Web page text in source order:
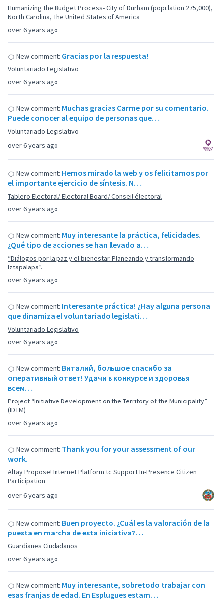
over 6 years ago
Humanizing the Budget Process- City of Durham (population 275,000),
North Carolina, The United States of America
over 6 years ago
New comment: Gracias por la respuesta!
Voluntariado Legislativo
over 6 years ago
New comment: Muchas gracias Carme por su comentario.
Puede conocer al equipo de personas que…
Voluntariado Legislativo
over 6 years ago
New comment: Hemos mirado la web y os felicitamos por
el importante ejercicio de síntesis. N…
Tablero Electoral/ Electoral Board/ Conseil électoral
over 6 years ago
New comment: Muy interesante la práctica, felicidades.
¿Qué tipo de acciones se han llevado a…
“Diálogos por la paz y el bienestar. Planeando y transformando
Iztapalapa”.
over 6 years ago
New comment: Interesante práctica! ¿Hay alguna persona
que dinamiza el voluntariado legislati…
Voluntariado Legislativo
over 6 years ago
New comment: Виталий, большое спасибо за
оперативный ответ! Удачи в конкурсе и здоровья
всем…
Project “Initiative Development on the Territory of the Municipality”
(IDTM)
over 6 years ago
New comment: Thank you for your assessment of our
work.
Altay Propose! Internet Platform to Support In-Presence Citizen
Participation
over 6 years ago
New comment: Buen proyecto. ¿Cuál es la valoración de la
puesta en marcha de esta iniciativa?…
Guardianes Ciudadanos
New comment: Muy interesante, sobretodo trabajar con
esas franjas de edad. En Esplugues estam…